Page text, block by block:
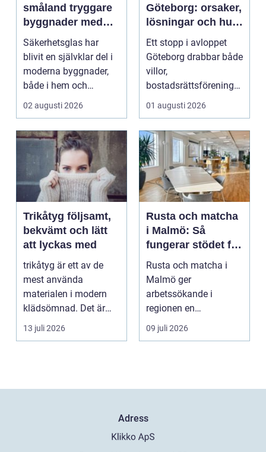
småland tryggare
byggnader med
smarta
glaslösningar
Säkerhetsglas har
blivit en självklar del i
moderna byggnader,
både i hem och
offentliga miljöer. I ...
02 augusti 2026
Göteborg: orsaker,
lösningar och hur
problem kan
undvikas
Ett stopp i avloppet
Göteborg drabbar både
villor,
bostadsrättsföreningar
01 augusti 2026
Trikåtyg följsamt,
bekvämt och lätt
att lyckas med
trikåtyg är ett av de
mest använda
materialen i modern
klädsömnad. Det är
mjukt, elastiskt och
formb...
13 juli 2026
Rusta och matcha
i Malmö: Så
fungerar stödet för
dig som söker
jobb
Rusta och matcha i
Malmö ger
arbetssökande i
regionen en
strukturerad och
personlig vä...
09 juli 2026
Adress